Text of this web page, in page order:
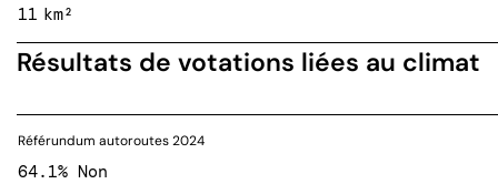
11 km²
Résultats de votations liées au climat
Référundum autoroutes 2024
64.1% Non